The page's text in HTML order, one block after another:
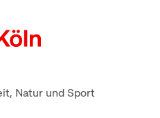
Natur und Sport